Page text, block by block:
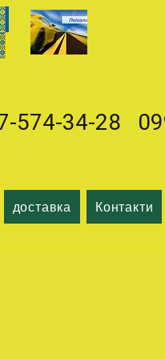
574-34-28
доставка Контакти